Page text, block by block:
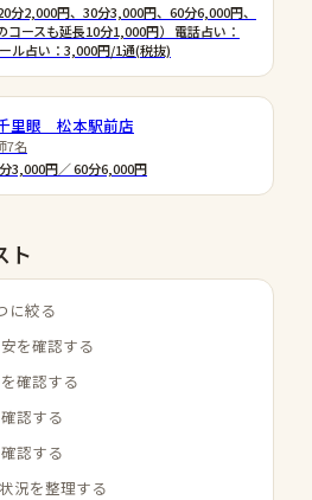
分2,000円、30分3,000円、60分6,000円、
コースも延長10分1,000円） 電話占い：
ル占い：3,000円/1通(税抜)
里眼 松本駅前店
7名
3,000円／ 60分6,000円
ト
に絞る
を確認する
確認する
認する
認する
況を整理する